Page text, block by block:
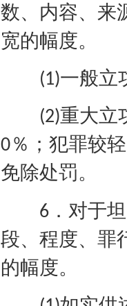
数、内容、来
宽的幅度。
(1)一般立
(2)重大立
0％；犯罪较
免除处罚。
6 ．对于
段、程度、罪
的幅度。